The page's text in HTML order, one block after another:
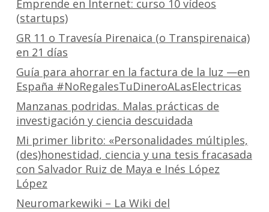
Emprende en Internet: curso 10 vídeos
(startups)
GR 11 o Travesía Pirenaica (o Transpirenaica)
en 21 días
Guía para ahorrar en la factura de la luz —en
España #NoRegalesTuDineroALasElectricas
Manzanas podridas. Malas prácticas de
investigación y ciencia descuidada
Mi primer librito: «Personalidades múltiples,
(des)honestidad, ciencia y una tesis fracasada
con Salvador Ruiz de Maya e Inés López
López
Neuromarkewiki – La Wiki del